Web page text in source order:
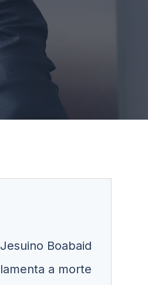
Jesuino Boabaid
lamenta a morte